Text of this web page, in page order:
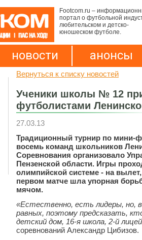
Footcom.ru –
портал о футбольной
любительском и детско-
юношеском футболе.
новости анонсы
Вернуться к списку новостей
Ученики школы № 12
футболистами
27.03.13
Традиционный турнир по мини-
восемь команд школьников
Соревнования организовало
Пензенской области. Игры
олимпийской системе - на
первом матче шла упорная
мячом.
«Естественно, есть лидеры, но,
равных, поэтому предсказать,
детский дом, 16-я школа, 2-й
соревнований Александр Цибизов.